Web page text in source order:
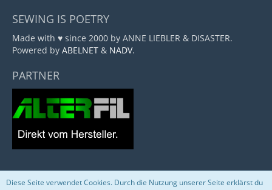
SEWING IS POETRY
Made with ♥ since 2000 by ANNE LIEBLER & DISASTER.
Powered by ABELNET & NADV.
PARTNER
Diese Seite verwendet Cookies. Durch die Nutzung unserer Seite erklärst du